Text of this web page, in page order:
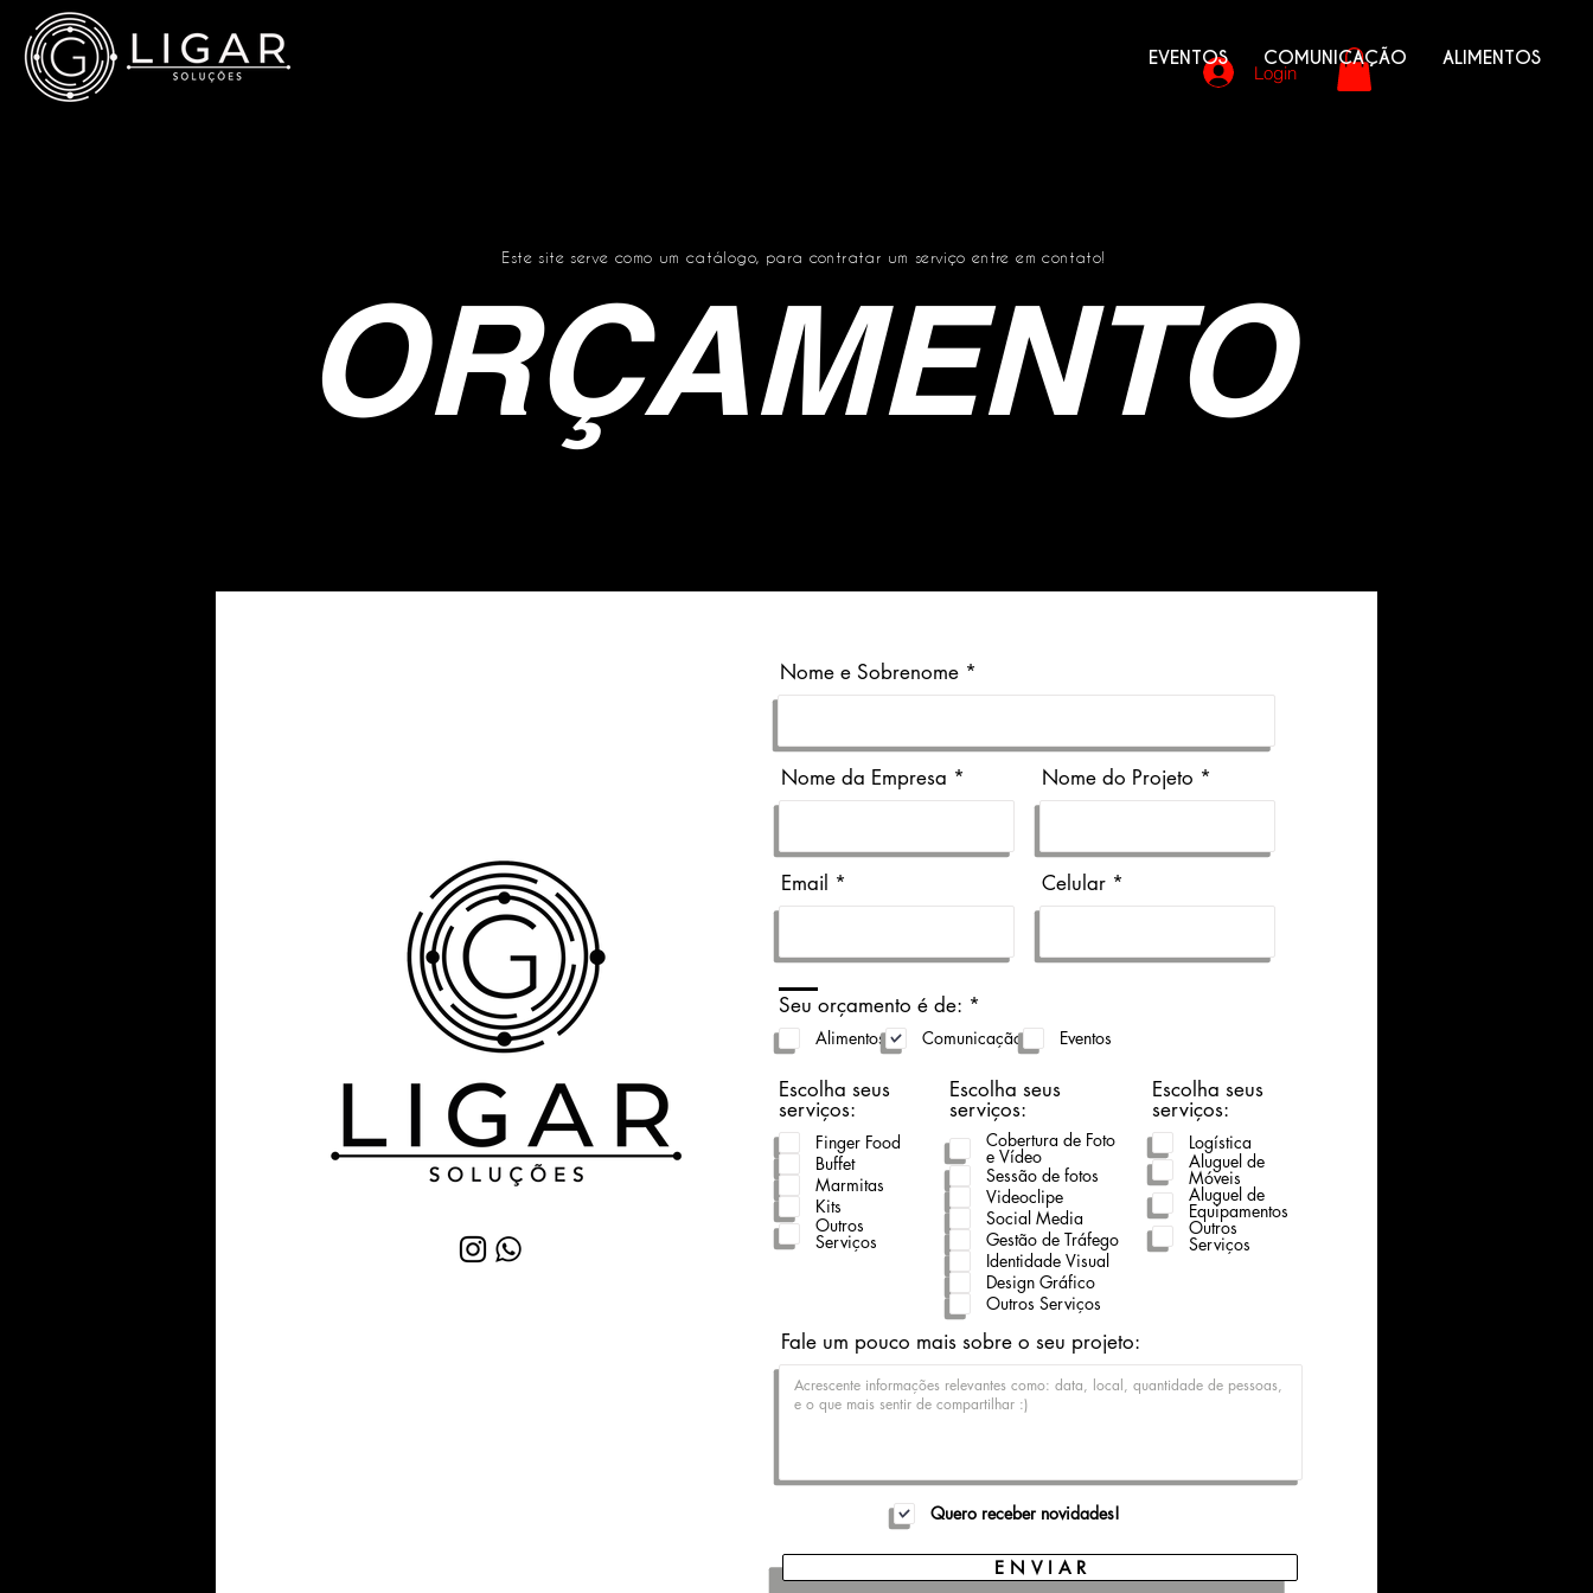
EVENTOS COMUNICAÇÃO ALIMENTOS
Login
Este site serve como um catálogo, para contratar um serviço entre em contato!
ORÇAMENTO
Nome e Sobrenome
Nome da Empresa Nome do Projeto
Email Celular
Seu orçamento é de: *
r
g
a
t
ó
o
Alimentos Comunicação Eventos
Escolha seus
serviços:
Finger Food
Buffet
Marmitas
Kits
Outros
Serviços
Escolha seus
serviços:
Cobertura de Foto
e Vídeo
Sessão de fotos
Videoclipe
Social Media
Gestão de Tráfego
Identidade Visual
Design Gráfico
Outros Serviços
Escolha seus
serviços:
Logística
Aluguel de
Móveis
Aluguel de
Equipamentos
Outros
Serviços
Fale um pouco mais sobre o seu projeto:
Quero receber novidades!
E N V I A R